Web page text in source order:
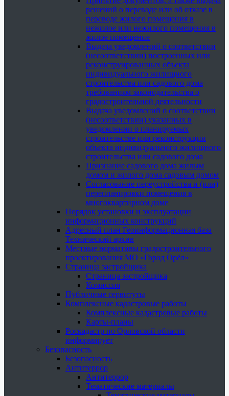
решений о переводе или об отказе в
переводе жилого помещения в
нежилое или нежилого помещения в
жилое помещение
Выдача уведомлений о соответствии
(несоответствии) построенных или
реконструированных объекта
индивидуального жилищного
строительства или садового дома
требованиям законодательства о
градостроительной деятельности
Выдача уведомлений о соответствии
(несоответствии) указанных в
уведомлении о планируемых
строительстве или реконструкции
объекта индивидуального жилищного
строительства или садового дома
Признание садового дома жилым
домом и жилого дома садовым домом
Согласование переустройства и (или)
перепланировки помещения в
многоквартирном доме
Порядок установки и эксплуатации
информационных конструкций
Адресный план Геоинформационная база
Технический архив
Местные нормативы градостроительного
проектирования МО «Город Орёл»
Страница застройщика
Страница застройщика
Комиссия
Публичные сервитуты
Комплексные кадастровые работы
Комплексные кадастровые работы
Карты-планы
Роскадастр по Орловской области
информирует
Безопасность
Безопасность
Антитеррор
Антитеррор
Тематические материалы